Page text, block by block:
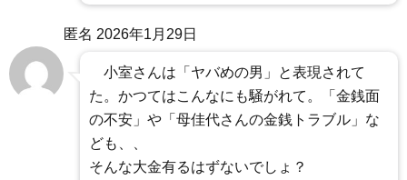
匿名 2026年1月29日
小室さんは「ヤバめの男」と表現されて
た。かつてはこんなにも騒がれて。「金銭面
の不安」や「母佳代さんの金銭トラブル」な
ども、、
そんな大金有るはずないでしょ？